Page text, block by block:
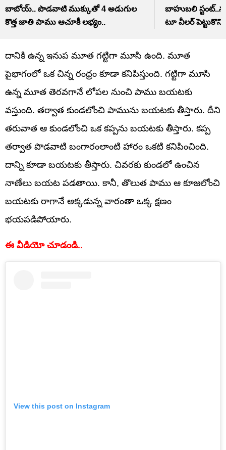
బాబోయ్‌.. పొడవాటి ముక్కుతో 4 అడుగుల
కొత్త జాతి పాము ఆచూకీ లభ్యం..
బాహుబలి
టూ వీలర్ పెట్టుకొని..
దానికి ఉన్న ఇనుప మూత గట్టిగా మూసి ఉంది. మూత
పైభాగంలో ఒక చిన్న రంధ్రం కూడా కనిపిస్తుంది. గట్టిగా మూసి
ఉన్న మూత తెరవగానే లోపల నుంచి పాము బయటకు
వస్తుంది. తర్వాత కుండలోంచి పామును బయటకు తీస్తారు. దీని
తరువాత ఆ కుండలోంచి ఒక కప్పను బయటకు తీస్తారు. కప్ప
తర్వాత పొడవాటి బంగారంలాంటి హారం ఒకటి కనిపించింది.
దాన్ని కూడా బయటకు తీస్తారు. చివరకు కుండలో ఉంచిన
నాణేలు బయట పడతాయి. కానీ, తొలుత పాము ఆ కూజలోంచి
బయటకు రాగానే అక్కడున్న వారంతా ఒక్క క్షణం
భయపడిపోయారు.
ఈ వీడియో చూడండి..
View this post on Instagram